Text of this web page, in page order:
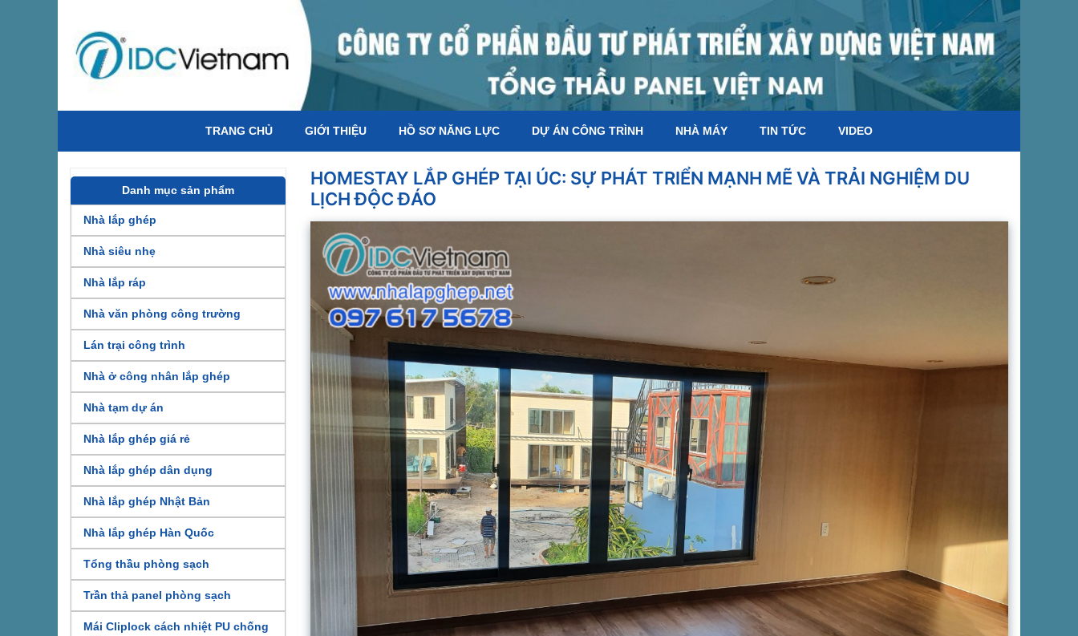
TRANG CHỦ GIỚI THIỆU HỒ SƠ NĂNG LỰC DỰ ÁN CÔNG TRÌNH NHÀ MÁY TIN TỨC VIDEO
Danh mục sản phẩm
Nhà lắp ghép
Nhà siêu nhẹ
Nhà lắp ráp
Nhà văn phòng công trường
Lán trại công trình
Nhà ở công nhân lắp ghép
Nhà tạm dự án
Nhà lắp ghép giá rẻ
Nhà lắp ghép dân dụng
Nhà lắp ghép Nhật Bản
Nhà lắp ghép Hàn Quốc
Tổng thầu phòng sạch
Trần thả panel phòng sạch
Mái Cliplock cách nhiệt PU chống
HOMESTAY LẮP GHÉP TẠI ÚC: SỰ PHÁT TRIỂN MẠNH MẼ VÀ TRẢI NGHIỆM DU
LỊCH ĐỘC ĐÁO